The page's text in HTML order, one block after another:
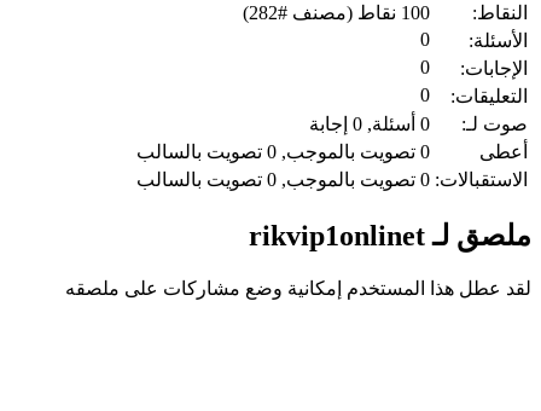
النقاط: 100 نقاط (مصنف #282
)
الأسئلة:
0
الإجابات:
0
التعليقات:
0
صوت لـ:
0 أسئلة, 0 إجابة
أعطى
0 تصويت بالموجب, 0 تصويت بالسالب
الاستقبالات: 0 تصويت بالموجب, 0 تصويت بالسالب
ملصق لـ rikvip1onlinet
لقد عطل هذا المستخدم إمكانية وضع مشاركات على ملصقه